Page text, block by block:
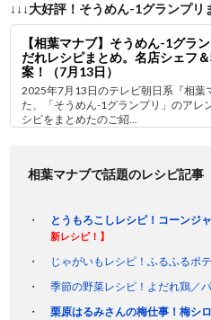
↓↓↓大好評！そうめん-1グランプリ
【相葉マナブ】そうめん-1グラ
だれレシピまとめ。名店シェフ
案！（7月13日）
2025年7月13日のテレビ朝日系『相葉
た、「そうめん-1グランプリ」のアレ
シピをまとめたのご紹...
相葉マナブで話題のレシピ記事
とうもろこしレシピ！コーンジ
新レシピ！】
じゃがいもレシピ！ふるふるポ
季節の野菜レシピ！よだれ鶏／
栗原はるみさんの梅仕事！梅シ